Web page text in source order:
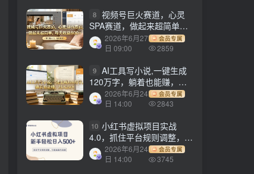
8 视频号巨火赛道，心灵
SPA赛道，做起来超简单，
每天收益800+！
2026年6月27
日 09:00
会员专属
2859
9 AI工具写小说,一键生成
120万字，躺着也能赚，月
入2w+！2026年6月24
日 14:00
会员专属
2843
10 小红书虚拟项目实战
4.0，抓住平台规则调整，单
店日入500+！
2026年6月24
日 14:00
会员专属
3745